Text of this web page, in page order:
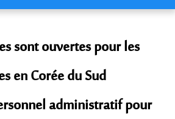
sont ouvertes pour les
en Corée du Sud
administratif pour